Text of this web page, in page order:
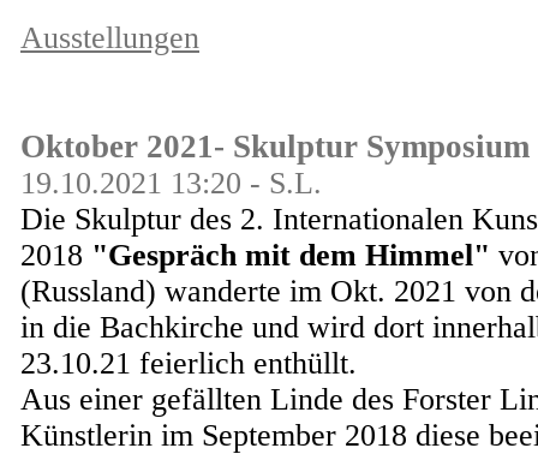
Ausstellungen
Oktober 2021- Skulptur Symposium
19.10.2021 13:20 - S.L.
Die Skulptur des 2. Internationalen
2018 "Gespräch mit dem Himmel"
(Russland) wanderte im Okt. 2021 von
in die Bachkirche und wird dort
23.10.21 feierlich enthüllt.
Aus einer gefällten Linde des Forster
Künstlerin im September 2018 diese